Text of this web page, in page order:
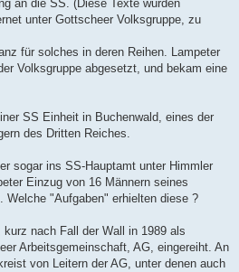
an die SS. (Diese Texte wurden
unter Gottscheer Volksgruppe, zu
für solches in deren Reihen. Lampeter
Volksgruppe abgesetzt, und bekam eine
SS Einheit in Buchenwald, eines der
des Dritten Reiches.
sogar ins SS-Hauptamt unter Himmler
Einzug von 16 Männern seines
Welche "Aufgaben" erhielten diese ?
nach Fall der Wall in 1989 als
Arbeitsgemeinschaft, AG, eingereiht. An
von Leitern der AG, unter denen auch